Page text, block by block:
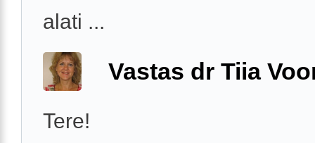
alati ...
Vastas dr Tiia
Tere!